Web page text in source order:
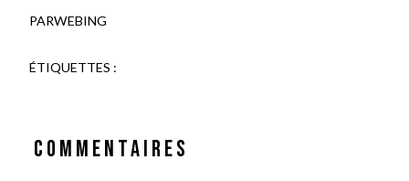
PARWEBING
ÉTIQUETTES :
COMMENTAIRES